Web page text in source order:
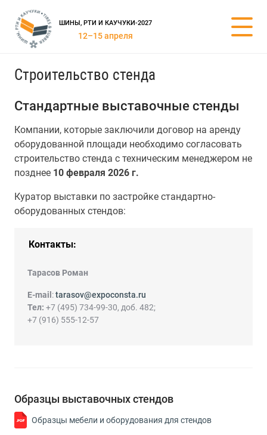
ШИНЫ, РТИ И КАУЧУКИ-2027
12–15 апреля
Строительство стенда
Стандартные выставочные стенды
Компании, которые заключили договор на аренду
оборудованной площади необходимо согласовать
строительство стенда с техническим менеджером не
позднее 10 февраля 2026 г.
Куратор выставки по застройке стандартно-
оборудованных стендов:
Контакты:
Тарасов Роман
E-mail :tarasov@expoconsta.ru
Тел: +7 (495) 734-99-30, доб. 482;
+7 (916) 555-12-57
Образцы выставочных стендов
Образцы мебели и оборудования для стендов